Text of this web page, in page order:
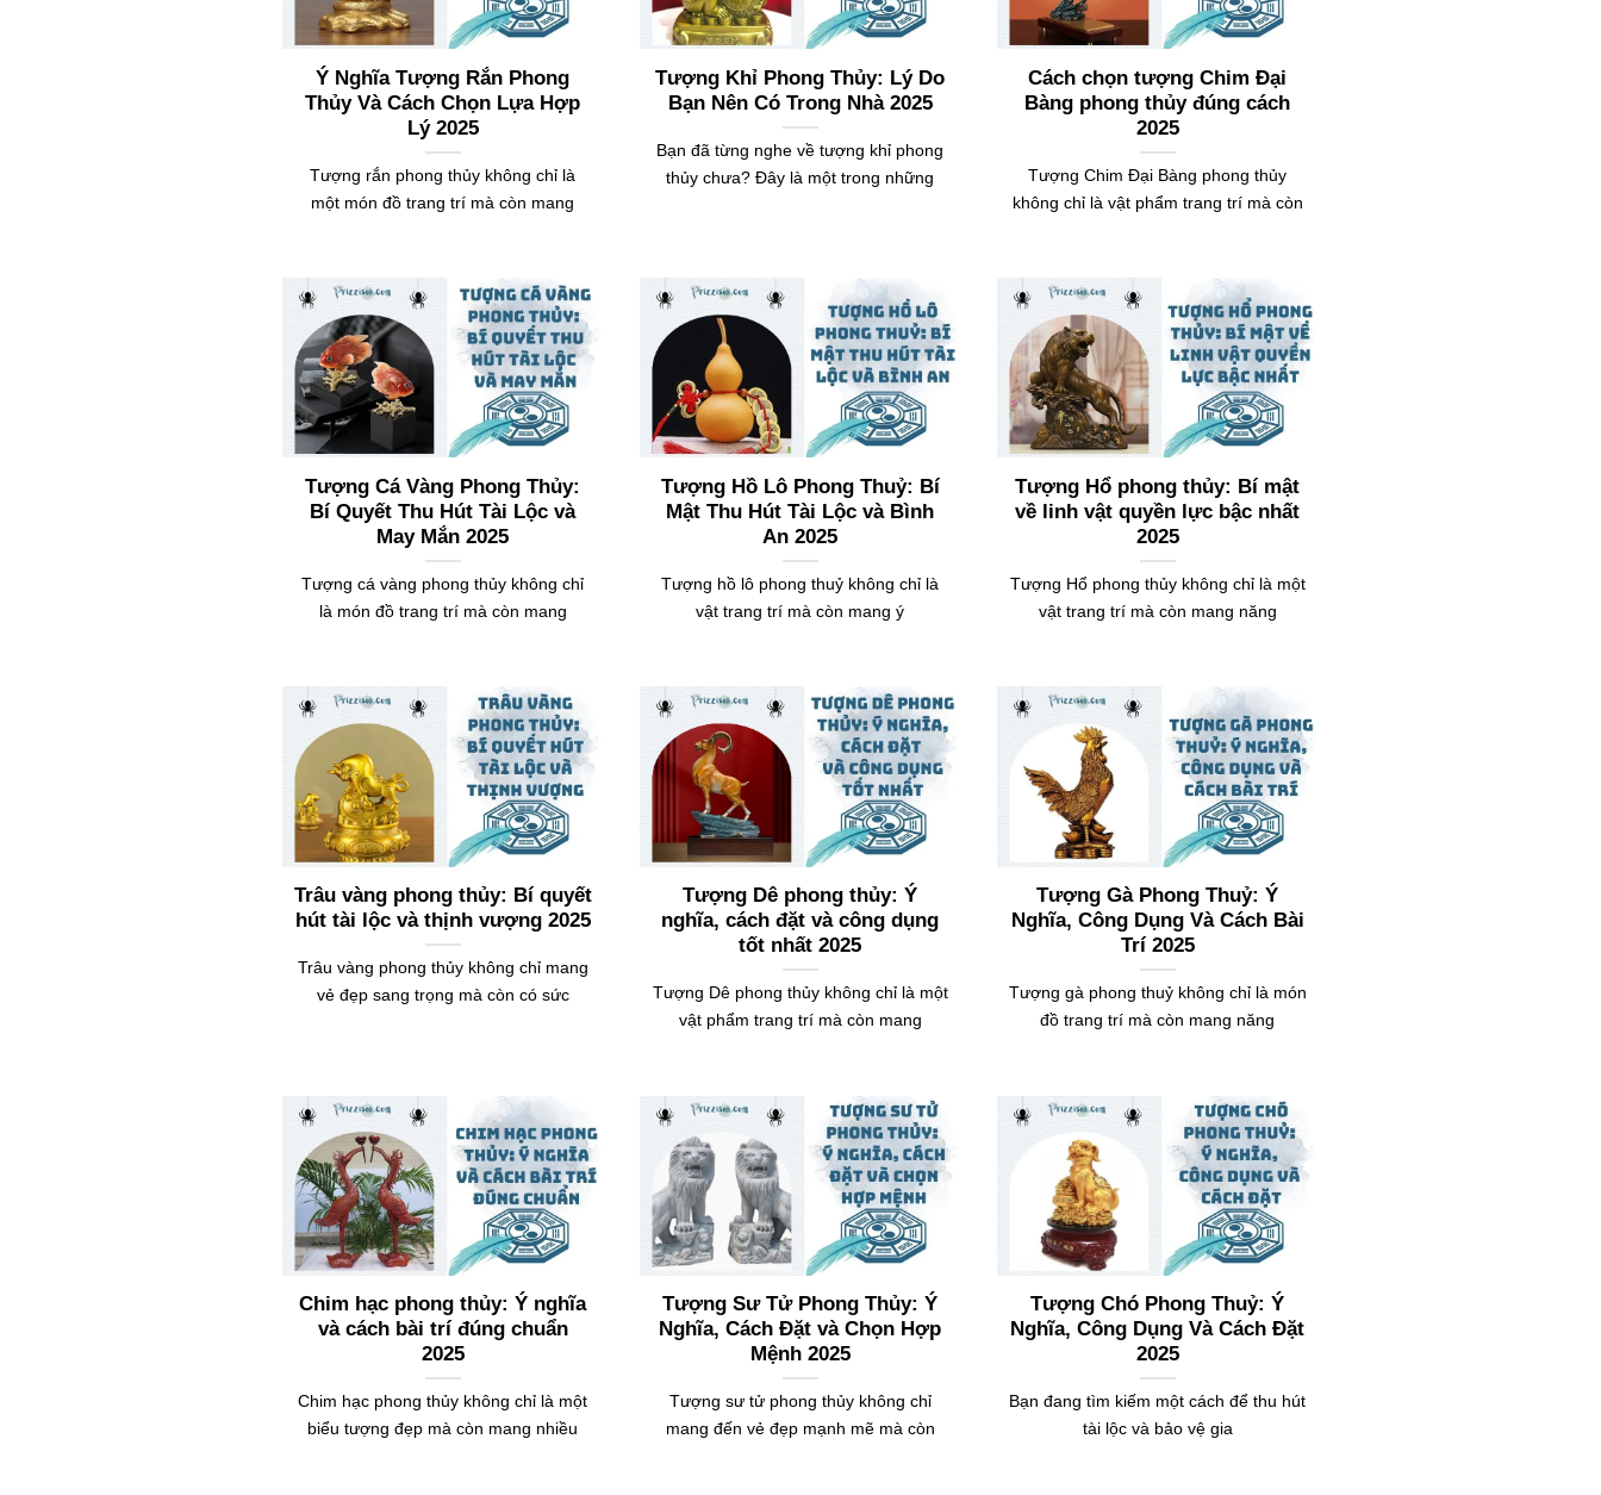
Ý Nghĩa Tượng Rắn Phong
Thủy Và Cách Chọn Lựa Hợp
Lý 2025
Tượng rắn phong thủy không chỉ là
một món đồ trang trí mà còn mang
Tượng Khỉ Phong Thủy: Lý Do
Bạn Nên Có Trong Nhà 2025
Bạn đã từng nghe về tượng khỉ phong
thủy chưa? Đây là một trong những
Cách chọn tượng Chim Đại
Bàng phong thủy đúng cách
2025
Tượng Chim Đại Bàng phong thủy
không chỉ là vật phẩm trang trí mà còn
Tượng Cá Vàng Phong Thủy:
Bí Quyết Thu Hút Tài Lộc và
May Mắn 2025
Tượng cá vàng phong thủy không chỉ
là món đồ trang trí mà còn mang
Tượng Hồ Lô Phong Thuỷ: Bí
Mật Thu Hút Tài Lộc và Bình
An 2025
Tượng hồ lô phong thuỷ không chỉ là
vật trang trí mà còn mang ý
Tượng Hổ phong thủy: Bí mật
về linh vật quyền lực bậc nhất
2025
Tượng Hổ phong thủy không chỉ là một
vật trang trí mà còn mang năng
Trâu vàng phong thủy: Bí quyết
hút tài lộc và thịnh vượng 2025
Trâu vàng phong thủy không chỉ mang
vẻ đẹp sang trọng mà còn có sức
Tượng Dê phong thủy: Ý
nghĩa, cách đặt và công dụng
tốt nhất 2025
Tượng Dê phong thủy không chỉ là một
vật phẩm trang trí mà còn mang
Tượng Gà Phong Thuỷ: Ý
Nghĩa, Công Dụng Và Cách Bài
Trí 2025
Tượng gà phong thuỷ không chỉ là món
đồ trang trí mà còn mang năng
Chim hạc phong thủy: Ý nghĩa
và cách bài trí đúng chuẩn
2025
Chim hạc phong thủy không chỉ là một
biểu tượng đẹp mà còn mang nhiều
Tượng Sư Tử Phong Thủy: Ý
Nghĩa, Cách Đặt và Chọn Hợp
Mệnh 2025
Tượng sư tử phong thủy không chỉ
mang đến vẻ đẹp mạnh mẽ mà còn
Tượng Chó Phong Thuỷ: Ý
Nghĩa, Công Dụng Và Cách Đặt
2025
Bạn đang tìm kiếm một cách để thu hút
tài lộc và bảo vệ gia